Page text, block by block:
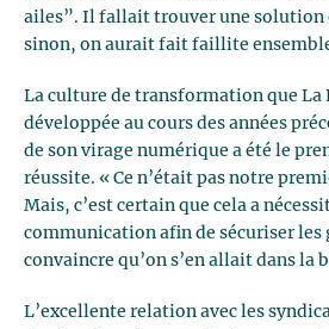
ailes”. Il fallait trouver une solution
sinon, on aurait fait faillite
La culture de transformation que La
développée au cours des années
de son virage numérique a été le
réussite. « Ce n’était pas notre
Mais, c’est certain que cela a
communication afin de sécuriser les
convaincre qu’on s’en allait dans la
L’excellente relation avec les